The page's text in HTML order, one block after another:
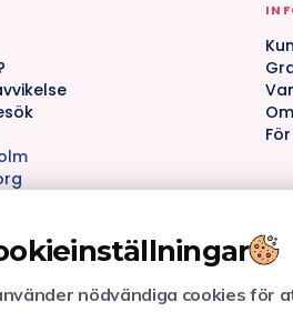
nödvändiga cookies för